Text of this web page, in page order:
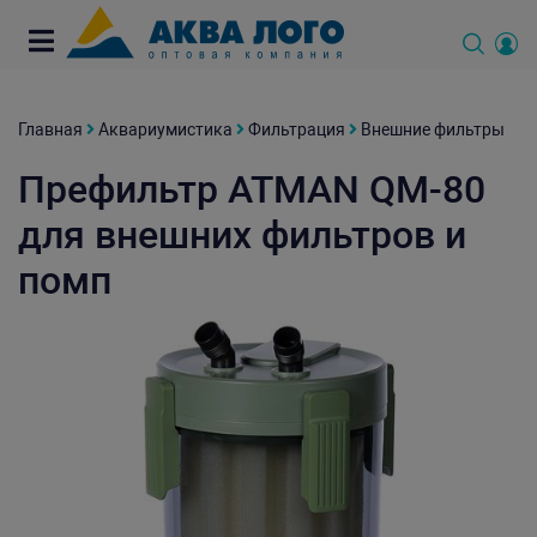
Главная Аквариумистика Фильтрация Внешние фильтры
Префильтр ATMAN QM-80
для внешних фильтров и
помп